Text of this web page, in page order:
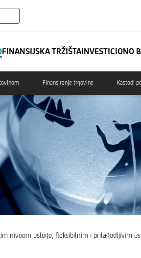
FINANSIJSKA TRŽIŠTAINVESTICIONO
Finansiranje trgovine Kastodi
nivoom usluge, fleksibilnim i prilagodljivim